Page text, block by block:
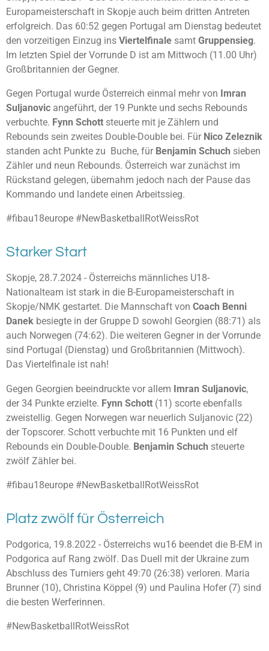
Europameisterschaft in Skopje auch beim dritten Antreten
erfolgreich. Das 60:52 gegen Portugal am Dienstag bedeutet
den vorzeitigen Einzug ins Viertelfinale samt Gruppensieg.
Im letzten Spiel der Vorrunde D ist am Mittwoch (11.00 Uhr)
Großbritannien der Gegner.
Gegen Portugal wurde Österreich einmal mehr von Imran
Suljanovic angeführt, der 19 Punkte und sechs Rebounds
verbuchte. Fynn Schott steuerte mit je Zählern und
Rebounds sein zweites Double-Double bei. Für Nico Zeleznik
standen acht Punkte zu Buche, für Benjamin Schuch sieben
Zähler und neun Rebounds. Österreich war zunächst im
Rückstand gelegen, übernahm jedoch nach der Pause das
Kommando und landete einen Arbeitssieg.
#fibau18europe #NewBasketballRotWeissRot
Starker Start
Skopje, 28.7.2024 - Österreichs männliches U18-
Nationalteam ist stark in die B-Europameisterschaft in
Skopje/NMK gestartet. Die Mannschaft von Coach Benni
Danek besiegte in der Gruppe D sowohl Georgien (88:71) als
auch Norwegen (74:62). Die weiteren Gegner in der Vorrunde
sind Portugal (Dienstag) und Großbritannien (Mittwoch).
Das Viertelfinale ist nah!
Gegen Georgien beeindruckte vor allem Imran Suljanovic,
der 34 Punkte erzielte. Fynn Schott (11) scorte ebenfalls
zweistellig. Gegen Norwegen war neuerlich Suljanovic (22)
der Topscorer. Schott verbuchte mit 16 Punkten und elf
Rebounds ein Double-Double. Benjamin Schuch steuerte
zwölf Zähler bei.
#fibau18europe #NewBasketballRotWeissRot
Platz zwölf für Österreich
Podgorica, 19.8.2022 - Österreichs wu16 beendet die B-EM in
Podgorica auf Rang zwölf. Das Duell mit der Ukraine zum
Abschluss des Turniers geht 49:70 (26:38) verloren. Maria
Brunner (10), Christina Köppel (9) und Paulina Hofer (7) sind
die besten Werferinnen.
#NewBasketballRotWeissRot